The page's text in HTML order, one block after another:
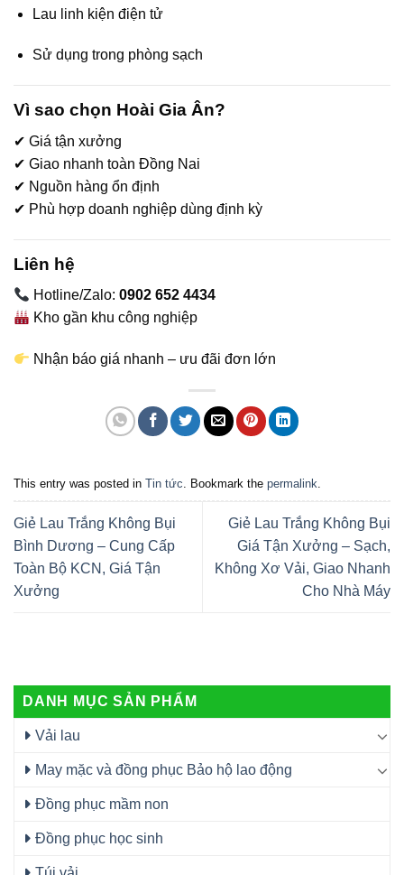
Lau linh kiện điện tử
Sử dụng trong phòng sạch
Vì sao chọn Hoài Gia Ân?
✔ Giá tận xưởng
✔ Giao nhanh toàn Đồng Nai
✔ Nguồn hàng ổn định
✔ Phù hợp doanh nghiệp dùng định kỳ
Liên hệ
Hotline/Zalo:0902 652 4434
Kho gần khu công nghiệp
Nhận báo giá nhanh – ưu đãi đơn lớn
This entry was posted in Tin tức. Bookmark the permalink.
Giẻ Lau Trắng Không Bụi
Bình Dương – Cung Cấp
Toàn Bộ KCN, Giá Tận
Xưởng
Giẻ Lau Trắng Không Bụi
Giá Tận Xưởng – Sạch,
Không Xơ Vải, Giao Nhanh
Cho Nhà Máy
DANH MỤC SẢN PHẨM
Vải lau
May mặc và đồng phục Bảo hộ lao động
Đồng phục mầm non
Đồng phục học sinh